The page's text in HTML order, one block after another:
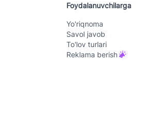
Foydalanuvchilarga
Yo'riqnoma
Savol javob
To'lov turlari
Reklama berish